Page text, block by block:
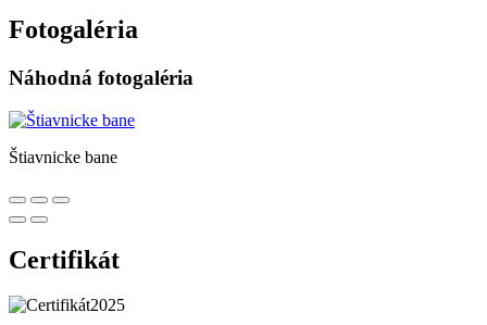
Fotogaléria
Náhodná fotogaléria
Štiavnicke bane
Certifikát